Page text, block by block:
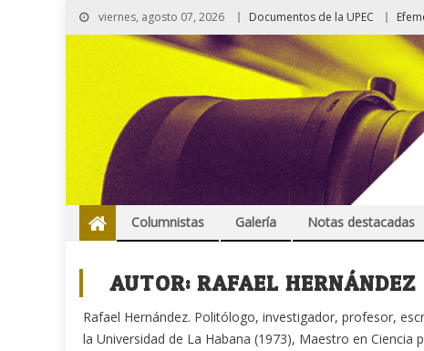
viernes, agosto 07, 2026 Documentos de la UPEC
Columnistas Galería Notas destacadas
AUTOR:RAFAEL HERNÁNDEZ
Rafael Hernández. Politólogo, investigador, profesor,
la Universidad de La Habana (1973), Maestro en